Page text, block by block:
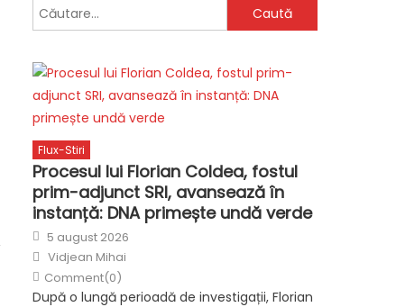
Caută
după:
Flux-Stiri
Procesul lui Florian Coldea, fostul
prim-adjunct SRI, avansează în
instanță: DNA primește undă verde
Posted
on
5 august 2026
Author
Vidjean Mihai
Comment(0)
După o lungă perioadă de investigații, Florian